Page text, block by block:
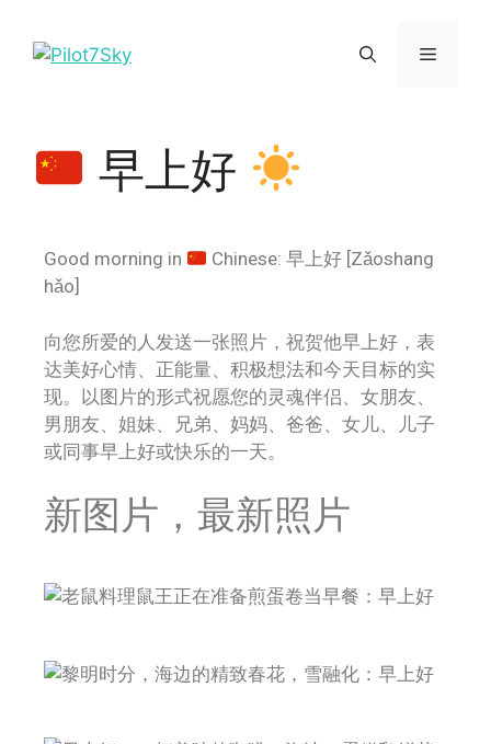
早上好
Good morning in
Chinese: 早上好 [Zǎoshang
hǎo]
向您所爱的人发送一张照片，祝贺他早上好，表
达美好心情、正能量、积极想法和今天目标的实
现。以图片的形式祝愿您的灵魂伴侣、女朋友、
男朋友、姐妹、兄弟、妈妈、爸爸、女儿、儿子
或同事早上好或快乐的一天。
新图片，最新照片